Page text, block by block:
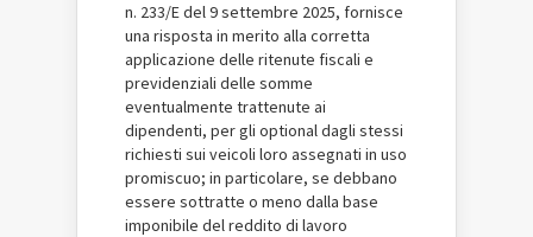
n. 233/E del 9 settembre 2025, fornisce
una risposta in merito alla corretta
applicazione delle ritenute fiscali e
previdenziali delle somme
eventualmente trattenute ai
dipendenti, per gli optional dagli stessi
richiesti sui veicoli loro assegnati in uso
promiscuo; in particolare, se debbano
essere sottratte o meno dalla base
imponibile del reddito di lavoro